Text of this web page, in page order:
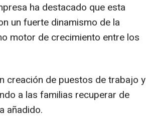
ha destacado que esta
un fuerte dinamismo de la
motor de crecimiento entre los
creación de puestos de trabajo y
a las familias recuperar de
añadido.